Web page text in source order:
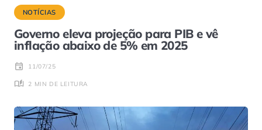
NOTÍCIAS
Governo eleva projeção para PIB e vê
inflação abaixo de 5% em 2025
11/07/25
2 MIN DE LEITURA